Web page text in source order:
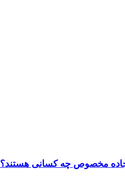
جاده مخصوص چه کسانی هستند؟